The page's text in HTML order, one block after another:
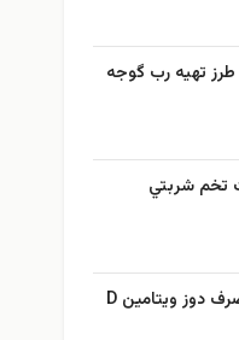
تهیه رب گوجه
شربتي
میزان صحیح مصرف دوز ویتامین D